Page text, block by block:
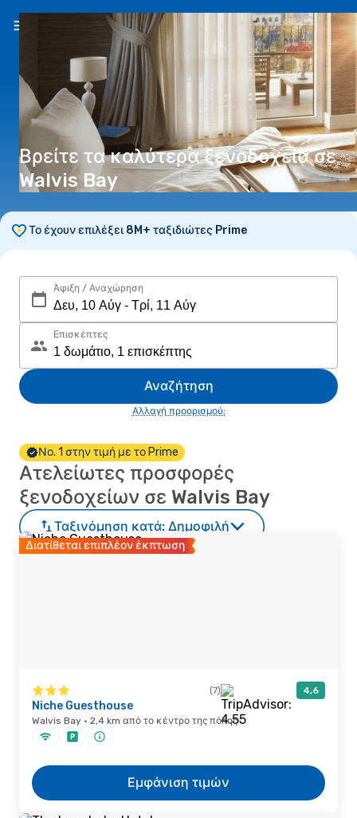
EL(€)
Βρείτε τα καλύτερα ξενοδοχεία σε
Walvis Bay
Το έχουν επιλέξει 8M+ ταξιδιώτες Prime
Άφιξη / Αναχώρηση
Επισκέπτες
Αναζήτηση
Αλλαγή προορισμού;
Νο. 1 στην τιμή με το Prime
Ατελείωτες προσφορές
ξενοδοχείων σε Walvis Bay
Ταξινόμηση κατά: Δημοφιλή
Διατίθεται επιπλέον έκπτωση
(7) 4,6
Niche Guesthouse
Walvis Bay · 2,4 km από το κέντρο της πόλης
Εμφάνιση τιμών